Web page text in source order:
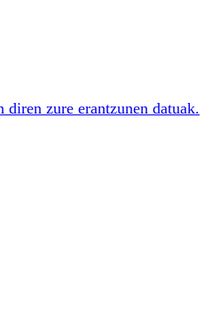
diren zure erantzunen datuak.